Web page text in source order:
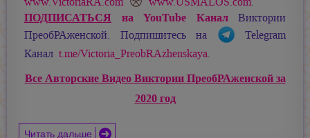
ПОДПИСАТЬСЯ на YouTube КаналВиктории
ПреобРАженской. Подпишитесь на
Telegram
Канал t.me/Victoria_PreobRAzhenskaya.
Все Авторские Видео Виктории ПреобРАженской за
2020 год
Читать дальше